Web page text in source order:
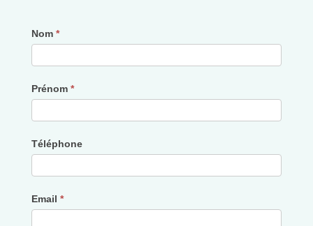
Contactez-
nous
Nom *
Prénom *
Téléphone
Email *